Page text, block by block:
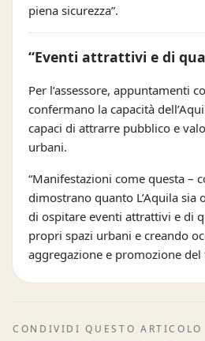
piena sicurezza”.
“Eventi attrattivi e di
Per l’assessore, appuntamenti
confermano la capacità
capaci di attrarre pubblico e
urbani.
“Manifestazioni come questa –
dimostrano quanto L’Aquila sia
di ospitare eventi attrattivi e di
propri spazi urbani e creando
aggregazione e promozione del
CONDIVIDI QUESTO ARTICOLO